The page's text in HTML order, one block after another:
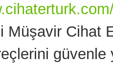
Müşavir Cihat